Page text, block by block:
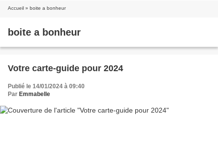
Accueil » boite a bonheur
boite a bonheur
Votre carte-guide pour 2024
Publié le 14/01/2024 à 09:40
Par Emmabelle